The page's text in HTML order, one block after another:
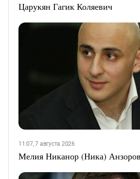
Царукян Гагик Коляевич
11:07, 7 августа 2026
Мелия Никанор (Ника)